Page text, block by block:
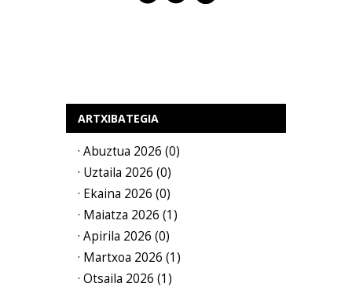
ARTXIBATEGIA
· Abuztua 2026 (0)
· Uztaila 2026 (0)
· Ekaina 2026 (0)
· Maiatza 2026 (1)
· Apirila 2026 (0)
· Martxoa 2026 (1)
· Otsaila 2026 (1)